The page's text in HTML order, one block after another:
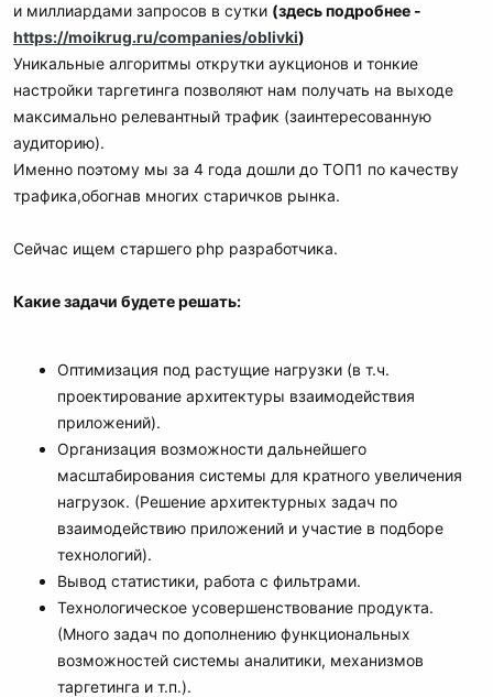
и миллиардами запросов в сутки (здесь подробнее -
https://moikrug.ru/companies/oblivki)
Уникальные алгоритмы открутки аукционов и тонкие
настройки таргетинга позволяют нам получать на выходе
максимально релевантный трафик (заинтересованную
аудиторию).
Именно поэтому мы за 4 года дошли до ТОП1 по качеству
трафика,обогнав многих старичков рынка.
Сейчас ищем старшего php разработчика.
Какие задачи будете решать:
Оптимизация под растущие нагрузки (в т.ч.
проектирование архитектуры взаимодействия
приложений).
Организация возможности дальнейшего
масштабирования системы для кратного увеличения
нагрузок. (Решение архитектурных задач по
взаимодействию приложений и участие в подборе
технологий).
Вывод статистики, работа с фильтрами.
Технологическое усовершенствование продукта.
(Много задач по дополнению функциональных
возможностей системы аналитики, механизмов
таргетинга и т.п.).